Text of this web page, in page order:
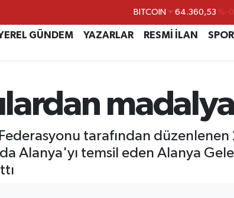
DOLAR 47,7069
EURO 55,0265
BİST100 13.887
BITCOIN 64.360,53 %-
GÜNDEM YAZARLAR RESMİ İLAN SPOR
madalya
tarafından
Alanya'yı temsil eden Alanya